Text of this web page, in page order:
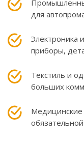
для
Электроника
приборы,
Текстиль и
больших
Медицинские